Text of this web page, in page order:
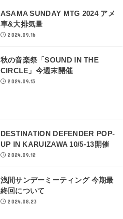
ASAMA SUNDAY MTG 2024 アメ
車&大排気量
2024.09.16
秋の音楽祭「SOUND IN THE
CIRCLE」今週末開催
2024.09.13
DESTINATION DEFENDER POP-
UP IN KARUIZAWA 10/5-13開催
2024.09.12
浅間サンデーミーティング 今期最
終回について
2024.08.23